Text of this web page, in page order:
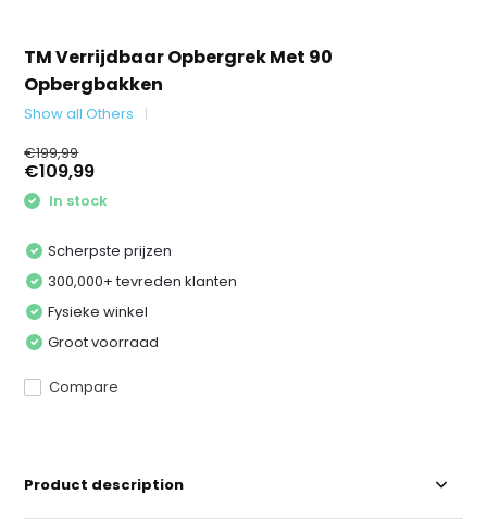
TM Verrijdbaar Opbergrek Met 90
Opbergbakken
Show all Others
€199,99
€109,99
In stock
Scherpste prijzen
300,000+ tevreden klanten
Fysieke winkel
Groot voorraad
Compare
Product description